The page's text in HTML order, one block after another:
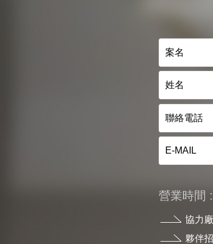
營業時間
協力
夥伴